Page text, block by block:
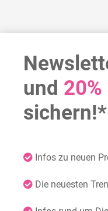
und 20%
sichern!*
Infos zu neuen
Die neuesten